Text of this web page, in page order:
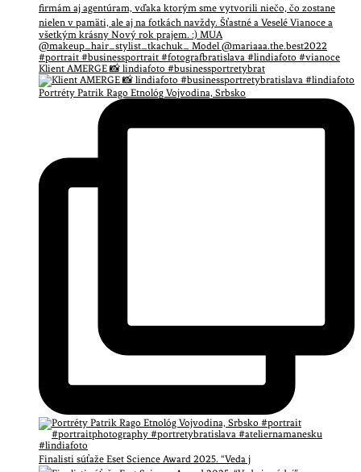
Klient AMERGE 📸 lindiafoto #businessportretybrat
Portréty Patrik Rago Etnológ Vojvodina, Srbsko
Finalisti súťaže Eset Science Award 2025. “Veda j